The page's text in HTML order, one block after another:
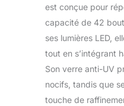
est conçue pour
capacité de 42
ses lumières LED,
tout en s’intégrant
Son verre anti-UV
nocifs, tandis que
touche de